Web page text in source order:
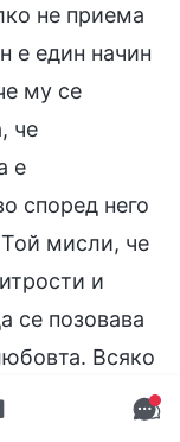
не приема
е един начин
му се
че
е
според него
Той мисли, че
и
се позовава
Всяко
Всичко